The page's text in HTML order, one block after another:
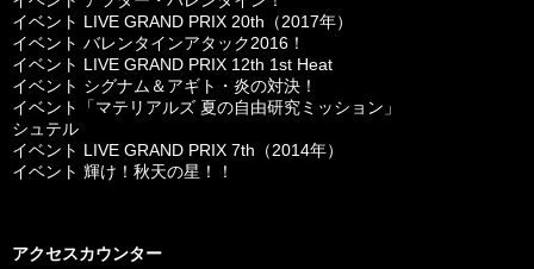
イベント LIVE GRAND PRIX 20th（2017年）
イベント バレンタインアタック2016！
イベント LIVE GRAND PRIX 12th 1st Heat
イベント シグナム＆アギト・炎の対決！
イベント「マテリアルズ 夏の自由研究ミッション」
シュテル
イベント LIVE GRAND PRIX 7th（2014年）
イベント 輝け！秋天の星！！
アクセスカウンター